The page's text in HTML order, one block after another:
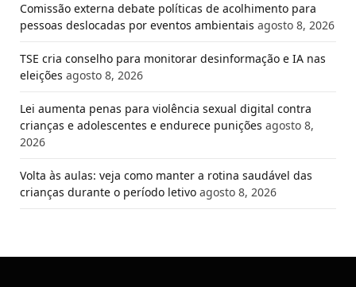
Comissão externa debate políticas de acolhimento para
pessoas deslocadas por eventos ambientais agosto 8, 2026
TSE cria conselho para monitorar desinformação e IA nas
eleições agosto 8, 2026
Lei aumenta penas para violência sexual digital contra
crianças e adolescentes e endurece punições agosto 8,
2026
Volta às aulas: veja como manter a rotina saudável das
crianças durante o período letivo agosto 8, 2026